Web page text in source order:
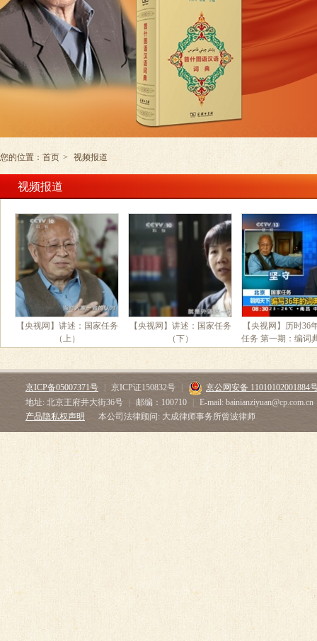
您的位置： 首页 > 视频报道
视频报道
【央视网】讲述：国家任务
（上）
【央视网】讲述：国家任务
（下）
【央视网】历时36
任务 第一期：编词
京ICP备05007371号 京ICP证150832号
京公网安备 11010102001884
地址: 北京王府井大街36号
邮编：100710
E-mail: bainianziyuan@cp.com.cn
产品隐私权声明
本公司法律顾问: 大成律师事务所曾波律师